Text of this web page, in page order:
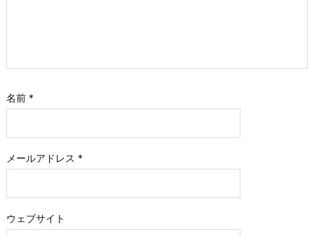
名前 *
メールアドレス *
ウェブサイト